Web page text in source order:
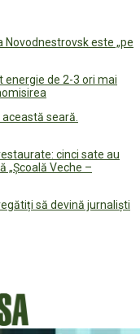
Novodnestrovsk este „pe
energie de 2-3 ori mai
seară.
cinci sate au
„Școală Veche –
să devină jurnaliști